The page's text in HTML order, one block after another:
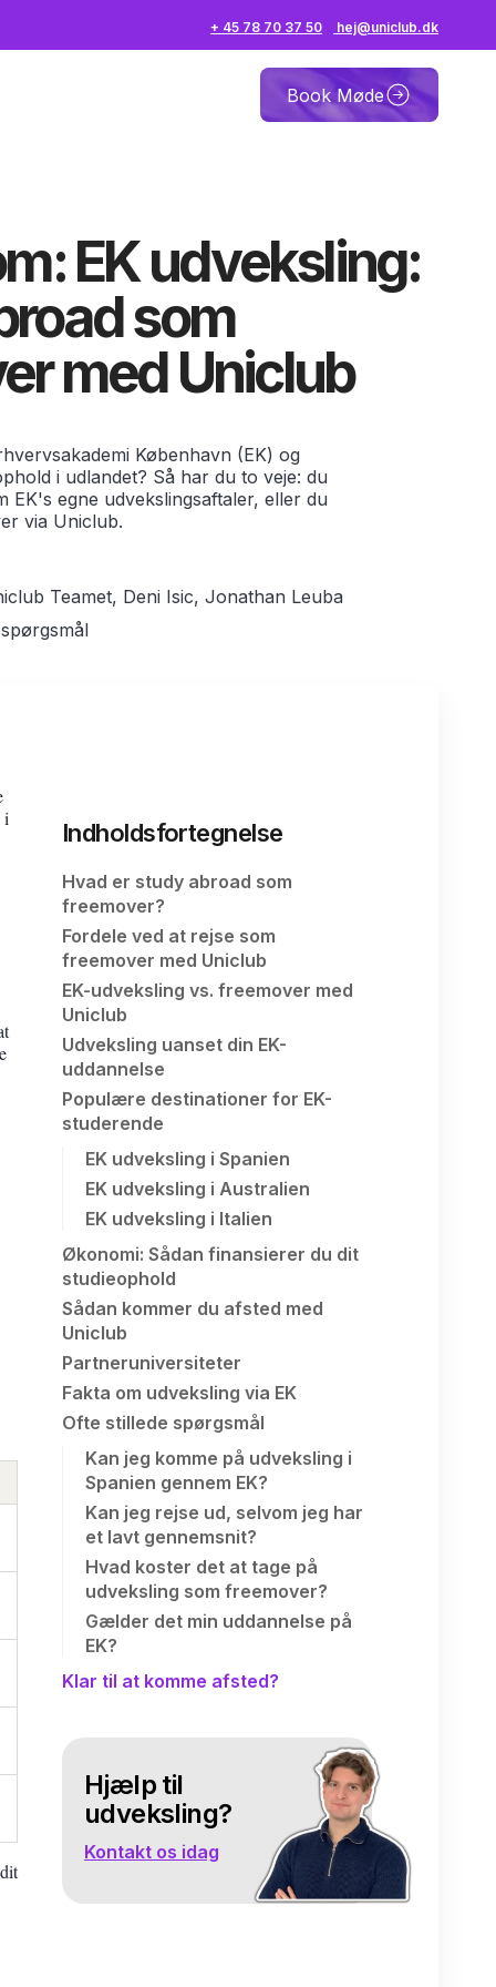
+ 45 78 70 37 50 hej@uniclub.dk
Book Møde
EK udveksling:
som
med Uniclub
København (EK) og
i udlandet? Så har du to veje: du
EK's egne udvekslingsaftaler, eller du
via Uniclub.
Teamet, Deni Isic, Jonathan Leuba
i
Indholdsfortegnelse
Hvad er study abroad som
freemover?
Fordele ved at rejse som
freemover med Uniclub
EK-udveksling vs. freemover med
Uniclub
Udveksling uanset din EK-
uddannelse
Populære destinationer for EK-
studerende
EK udveksling i Spanien
EK udveksling i Australien
EK udveksling i Italien
Økonomi: Sådan finansierer du dit
studieophold
Sådan kommer du afsted med
Uniclub
Partneruniversiteter
Fakta om udveksling via EK
Ofte stillede spørgsmål
Kan jeg komme på udveksling i
Spanien gennem EK?
Kan jeg rejse ud, selvom jeg har
et lavt gennemsnit?
Hvad koster det at tage på
udveksling som freemover?
Gælder det min uddannelse på
EK?
Klar til at komme afsted?
Hjælp til
udveksling?
Kontakt os idag